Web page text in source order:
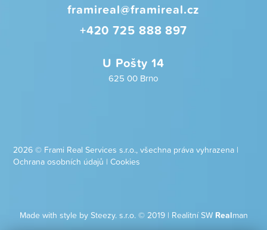
framireal@framireal.cz
+420 725 888 897
U Pošty 14
625 00 Brno
2026 © Frami Real Services s.r.o., všechna práva vyhrazena |
Ochrana osobních údajů |Cookies
Made with style by Steezy. s.r.o. © 2019| Realitní SW Realman